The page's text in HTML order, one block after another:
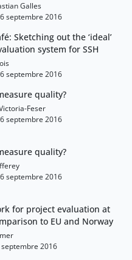
Galles
septembre 2016
Sketching out the ‘ideal’
system for SSH
septembre 2016
quality?
Feser
septembre 2016
quality?
septembre 2016
for project evaluation at
to EU and Norway
2016